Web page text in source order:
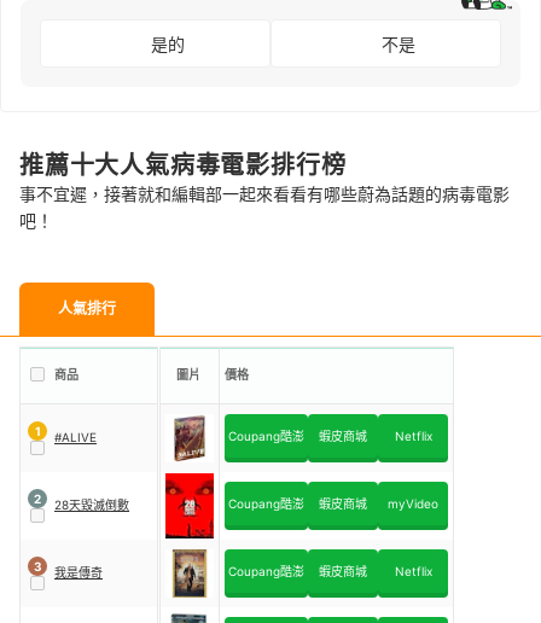
是的 不是
推薦十大人氣病毒電影排行榜
事不宜遲，接著就和編輯部一起來看看有哪些蔚為話題的病毒電影
吧！
人氣排行
商品 圖片 價格
1 #ALIVE Coupang酷澎 蝦皮商城 Netflix
2 28天毀滅倒數 Coupang酷澎 蝦皮商城 myVideo
3 我是傳奇 Coupang酷澎 蝦皮商城 Netflix